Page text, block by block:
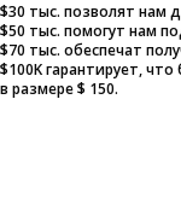
$30 тыс. позволят нам
$50 тыс. помогут нам
$70 тыс. обеспечат
$100K гарантирует,
в размере $ 150.